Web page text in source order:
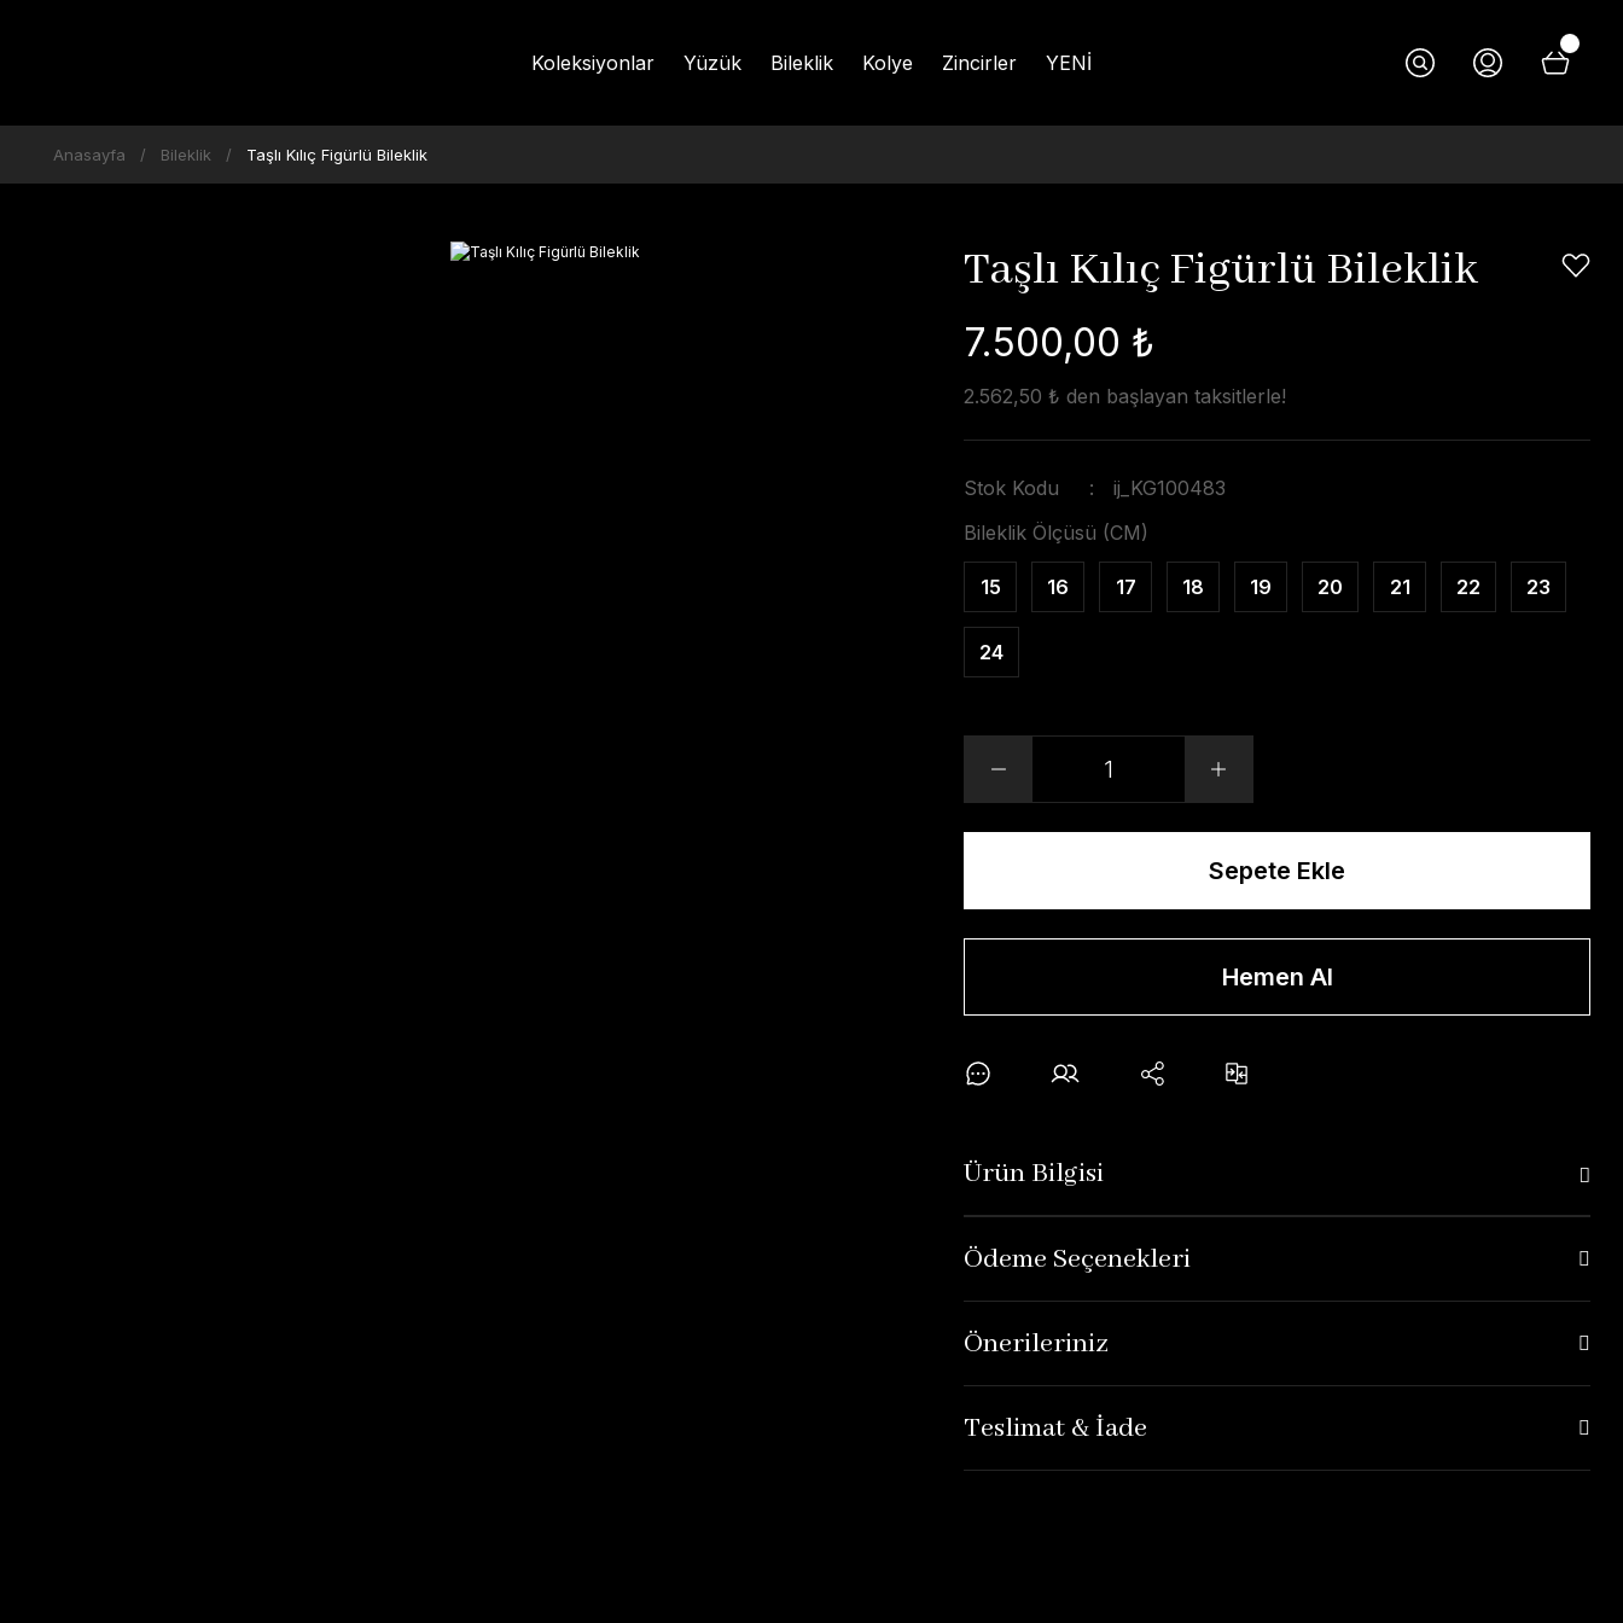
Koleksiyonlar Yüzük Bileklik Kolye Zincirler YENİ
Anasayfa Bileklik Taşlı Kılıç Figürlü Bileklik
Taşlı Kılıç Figürlü Bileklik
7.500,00 ₺
2.562,50 ₺ den başlayan taksitlerle!
Stok Kodu
ij_KG100483
Bileklik Ölçüsü (CM)
15 16 17 18 19 20 21 22 23
24
Sepete Ekle
Hemen Al
Ürün Bilgisi
Ödeme Seçenekleri
Önerileriniz
Teslimat & İade